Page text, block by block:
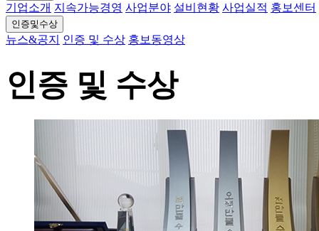
기업소개 지속가능경영 사업분야 설비현황 사업실적 홍보센터
인증및수상
뉴스&공지 인증 및 수상 홍보동영상
인증 및 수상